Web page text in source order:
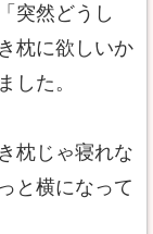
突然どうし
枕に欲しいか
した。
枕じゃ寝れな
と横になって